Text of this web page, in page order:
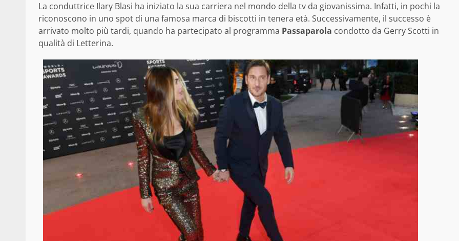
La conduttrice Ilary Blasi ha iniziato la sua carriera nel mondo della tv da giovanissima. Infatti, in pochi la
riconoscono in uno spot di una famosa marca di biscotti in tenera età. Successivamente, il successo è
arrivato molto più tardi, quando ha partecipato al programma Passaparola condotto da Gerry Scotti in
qualità di Letterina.